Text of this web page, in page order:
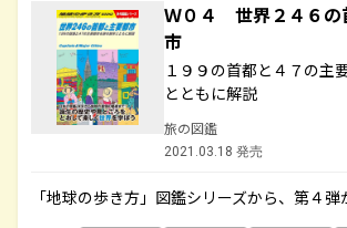
Ｗ０４ 世界２４６の
市
１９９の首都と４７の主
とともに解説
旅の図鑑
2021.03.18 発売
「地球の歩き方」図鑑シリーズから、第４弾